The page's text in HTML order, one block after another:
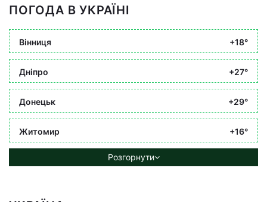
ПОГОДА В УКРАЇНІ
Вінниця +18°
Дніпро +27°
Донецьк +29°
Житомир +16°
Розгорнути